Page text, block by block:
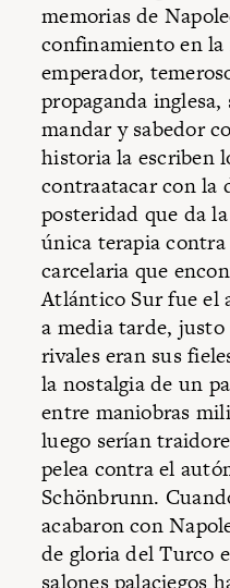
memorias de
confinamiento en la
emperador,
propaganda
mandar y sabedor
historia la escriben
contraatacar con la
posteridad que da
única terapia
carcelaria que
Atlántico Sur fue el
a media tarde,
rivales eran sus
la nostalgia de un
entre maniobras
luego serían
pelea contra el
Schönbrunn.
acabaron con
de gloria del Turco